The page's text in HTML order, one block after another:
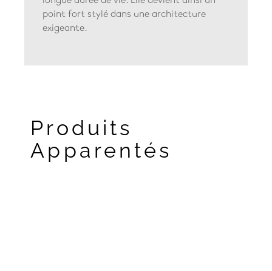
point fort stylé dans une architecture
exigeante.
Produits
Apparentés